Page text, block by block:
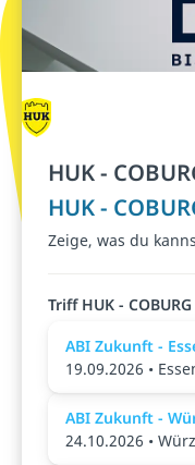
HUK -
HUK -
Zeige, was du
Triff HUK -
ABI Zukunft -
19.09.2026 •
ABI Zukunft -
24.10.2026 •